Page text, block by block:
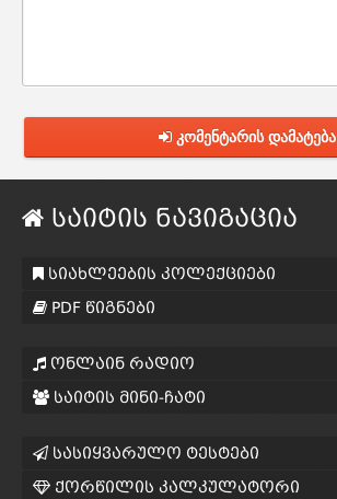
კომენტარის დამატება
საიტის ნავიგაცია
სიახლეების კოლექციები
PDF წიგნები
ონლაინ რადიო
საიტის მინი-ჩატი
სასიყვარულო ტესტები
ქორწილის კალკულატორი